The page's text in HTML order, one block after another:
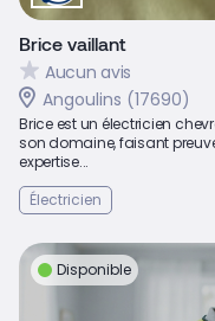
Brice vaillant
Aucun avis
Angoulins (17690)
Brice est un électricien
son domaine, faisant
expertise...
Électricien
Disponible